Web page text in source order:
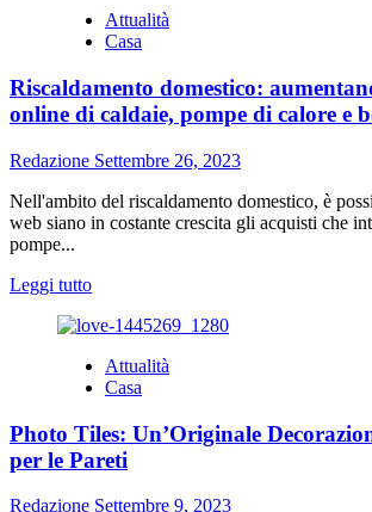
La
ristrutturazione,
per
migliorare
l’interior
design
nei
propri
appartamenti
Attualità
Casa
Riscaldamento domestico:
online di caldaie, pompe di calore e
Redazione Settembre 26, 2023
Nell'ambito del riscaldamento domestico, è
web siano in costante crescita gli acquisti che
pompe...
Leggi tuttoLeggi
più
Riscaldamento
domestico:
gli
acquisti
online
di
Attualità
Casa
Photo Tiles: Un’Originale
per le Pareti
Redazione Settembre 9, 2023